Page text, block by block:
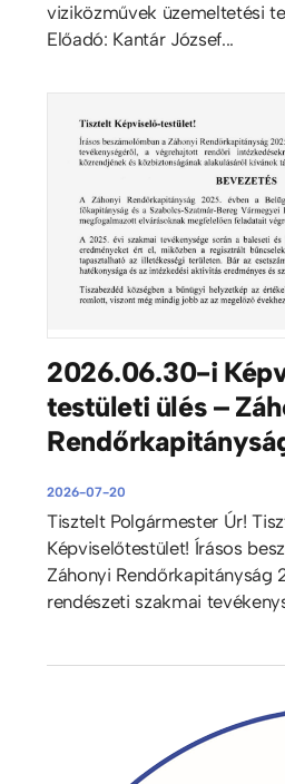
viziközművek üzemeltetési
Előadó: Kantár József...
2026.06.30-i
testületi ülés –
2026-07-20
Tisztelt Polgármester Úr!
Képviselőtestület! Írásos
Záhonyi Rendőrkapitányság
rendészeti szakmai